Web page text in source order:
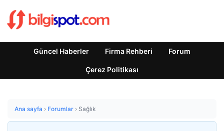
Güncel Haberler Firma Rehberi Forum
Çerez Politikası
Ana sayfa › Forumlar › Sağlık